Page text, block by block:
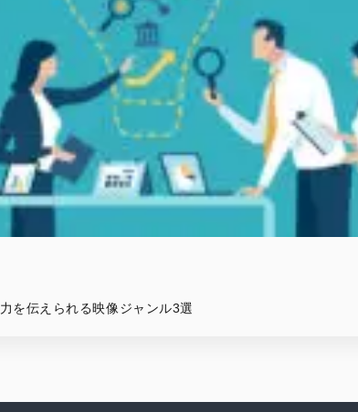
を伝えられる映像ジャンル3選